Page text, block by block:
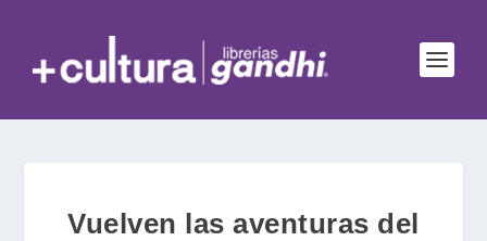
Vuelven las aventuras del